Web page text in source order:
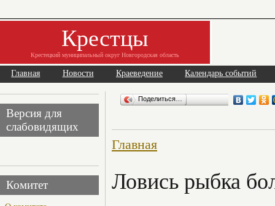
Крестцы
Крестецкий муниципальный округ Новгородская область
Главная Новости Краеведение Календарь событий
Версия для
слабовидящих
Комитет
Поделиться…
Главная
Ловись рыбка